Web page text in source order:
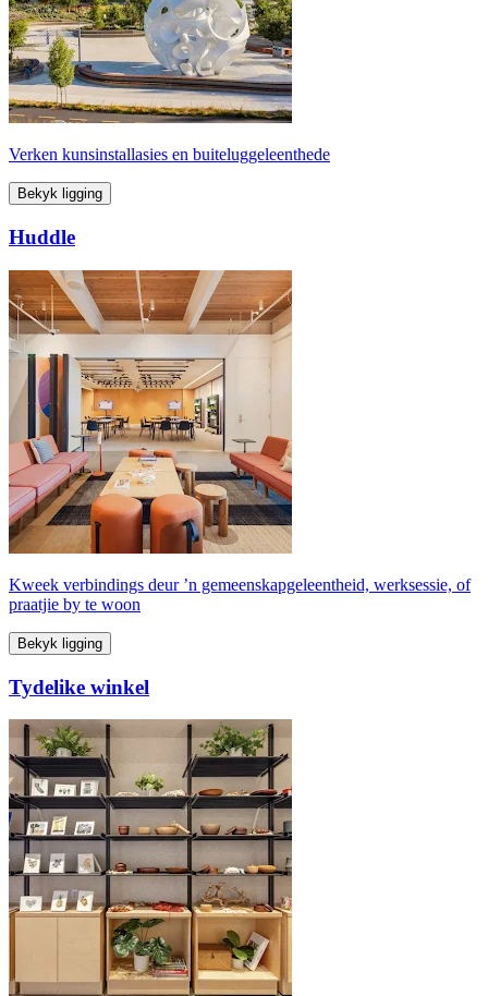
Verken kunsinstallasies en buiteluggeleenthede
Bekyk ligging
Huddle
Kweek verbindings deur ’n gemeenskapgeleentheid, werksessie, of
praatjie by te woon
Bekyk ligging
Tydelike winkel